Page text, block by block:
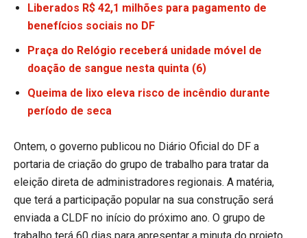
Liberados R$ 42,1 milhões para pagamento de
benefícios sociais no DF
Praça do Relógio receberá unidade móvel de
doação de sangue nesta quinta (6)
Queima de lixo eleva risco de incêndio durante
período de seca
Ontem, o governo publicou no Diário Oficial do DF a
portaria de criação do grupo de trabalho para tratar da
eleição direta de administradores regionais. A matéria,
que terá a participação popular na sua construção será
enviada a CLDF no início do próximo ano. O grupo de
trabalho terá 60 dias para apresentar a minuta do projeto